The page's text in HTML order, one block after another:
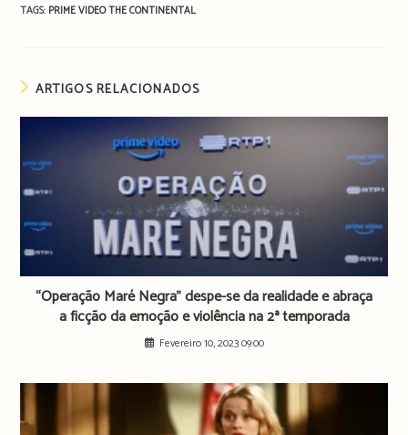
TAGS: PRIME VIDEOTHE CONTINENTAL
ARTIGOS RELACIONADOS
“Operação Maré Negra” despe-se da realidade e abraça
a ficção da emoção e violência na 2ª temporada
Fevereiro 10, 2023 09:00